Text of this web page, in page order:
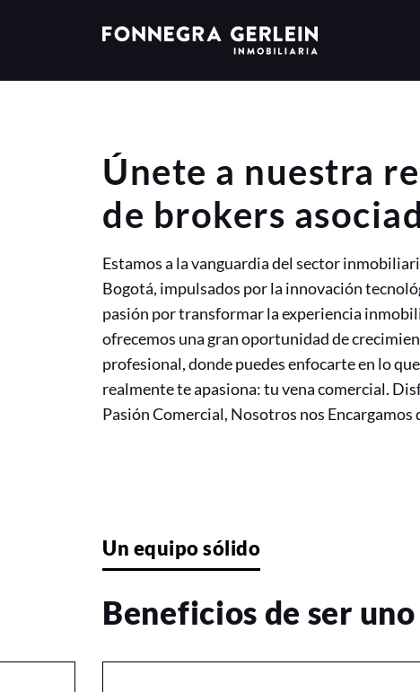
Únete a nuestra
de brokers
Estamos a la vanguardia del sector
Bogotá, impulsados por la innovación
pasión por transformar la experiencia
ofrecemos una gran oportunidad de
profesional, donde puedes enfocarte en lo que
realmente te apasiona: tu vena comercial.
Pasión Comercial, Nosotros nos Encargamos
Un equipo sólido
Beneficios de ser